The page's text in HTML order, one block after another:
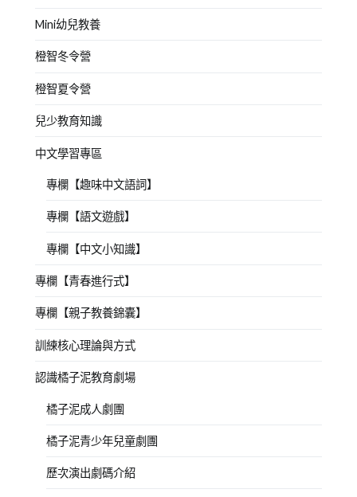
Mini幼兒教養
橙智冬令營
橙智夏令營
兒少教育知識
中文學習專區
專欄【趣味中文語詞】
專欄【語文遊戲】
專欄【中文小知識】
專欄【青春進行式】
專欄【親子教養錦囊】
訓練核心理論與方式
認識橘子泥教育劇場
橘子泥成人劇團
橘子泥青少年兒童劇團
歷次演出劇碼介紹